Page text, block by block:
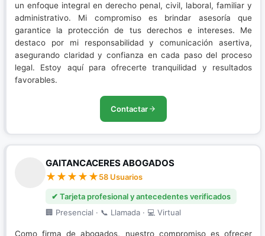
un enfoque integral en derecho penal, civil, laboral, familiar y
administrativo. Mi compromiso es brindar asesoría que
garantice la protección de tus derechos e intereses. Me
destaco por mi responsabilidad y comunicación asertiva,
asegurando claridad y confianza en cada paso del proceso
legal. Estoy aquí para ofrecerte tranquilidad y resultados
favorables.
Contactar
GAITANCACERES ABOGADOS
58 Usuarios
✔ Tarjeta profesional y antecedentes verificados
🏢 Presencial · 📞 Llamada · 💻 Virtual
Como firma de abogados, nuestro compromiso es ofrecer